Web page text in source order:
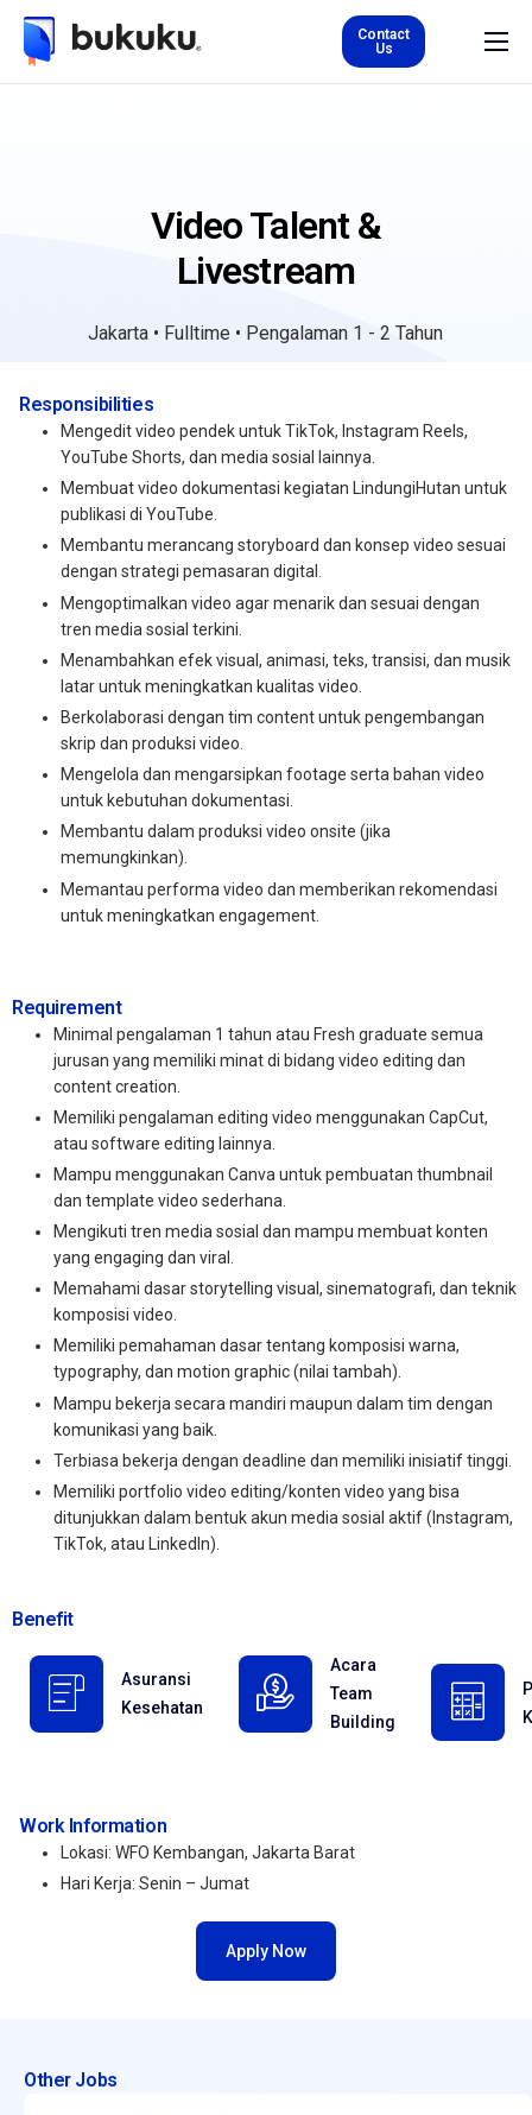
About Us
Contact
Us
Video Talent &
Livestream
Jakarta • Fulltime • Pengalaman 1 - 2 Tahun
Responsibilities
Mengedit video pendek untuk TikTok, Instagram Reels,
YouTube Shorts, dan media sosial lainnya.
Membuat video dokumentasi kegiatan LindungiHutan untuk
publikasi di YouTube.
Membantu merancang storyboard dan konsep video sesuai
dengan strategi pemasaran digital.
Mengoptimalkan video agar menarik dan sesuai dengan
tren media sosial terkini.
Menambahkan efek visual, animasi, teks, transisi, dan musik
latar untuk meningkatkan kualitas video.
Berkolaborasi dengan tim content untuk pengembangan
skrip dan produksi video.
Mengelola dan mengarsipkan footage serta bahan video
untuk kebutuhan dokumentasi.
Membantu dalam produksi video onsite (jika
memungkinkan).
Memantau performa video dan memberikan rekomendasi
untuk meningkatkan engagement.
Requirement
Minimal pengalaman 1 tahun atau Fresh graduate semua
jurusan yang memiliki minat di bidang video editing dan
content creation.
Memiliki pengalaman editing video menggunakan CapCut,
atau software editing lainnya.
Mampu menggunakan Canva untuk pembuatan thumbnail
dan template video sederhana.
Mengikuti tren media sosial dan mampu membuat konten
yang engaging dan viral.
Memahami dasar storytelling visual, sinematografi, dan teknik
komposisi video.
Memiliki pemahaman dasar tentang komposisi warna,
typography, dan motion graphic (nilai tambah).
Mampu bekerja secara mandiri maupun dalam tim dengan
komunikasi yang baik.
Terbiasa bekerja dengan deadline dan memiliki inisiatif tinggi.
Memiliki portfolio video editing/konten video yang bisa
ditunjukkan dalam bentuk akun media sosial aktif (Instagram,
TikTok, atau LinkedIn).
Benefit
Asuransi
Kesehatan
Acara
Team
Building
Work Information
Lokasi: WFO Kembangan, Jakarta Barat
Hari Kerja: Senin – Jumat
Apply Now
Other Jobs